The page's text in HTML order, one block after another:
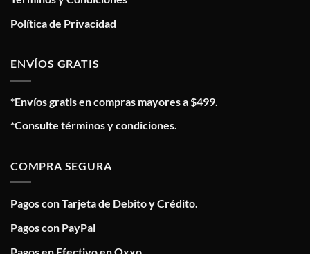
Política de Privacidad
ENVÍOS GRATIS
*Envíos gratis en compras mayores a $499.
*Consulte términos y condiciones.
COMPRA SEGURA
Pagos con Tarjeta de Debito y Crédito.
Pagos con PayPal
Pagos en Efectivo en Oxxo.